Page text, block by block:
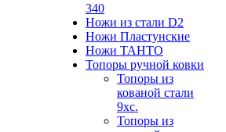
340
Ножи из стали D2
Ножи Пластунские
Ножи ТАНТО
Топоры ручной ковки
Топоры из
кованой стали
9хс.
Топоры из